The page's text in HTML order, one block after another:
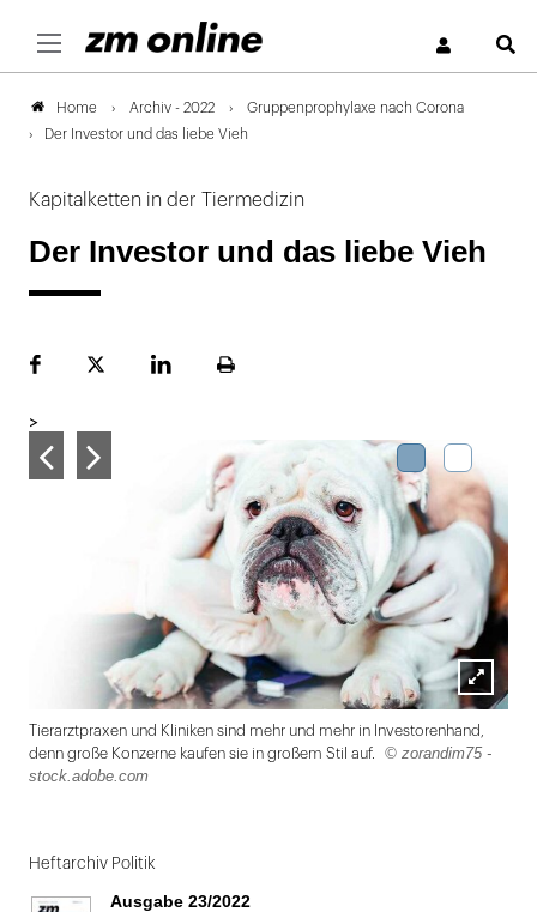
Home Archiv - 2022
Gruppenprophylaxe nach Corona
Der Investor und das liebe Vieh
Kapitalketten in der Tiermedizin
Der Investor und das liebe Vieh
FacebookPlattformLinekdInSeite
>
Lightbox
öffnen
Tierarztpraxen und Kliniken sind mehr und mehr in Investorenhand,
denn große Konzerne kaufen sie in großem Stil auf.
© zorandim75 -
stock.adobe.com
1
von
Heftarchiv Politik
Ausgabe 23/2022